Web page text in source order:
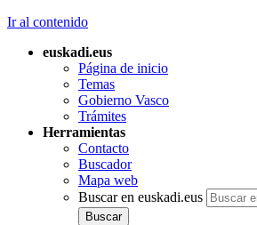
Ir al contenido
euskadi.eus
Página de inicio
Temas
Gobierno Vasco
Trámites
Herramientas
Contacto
Buscador
Mapa web
Buscar en euskadi.eus